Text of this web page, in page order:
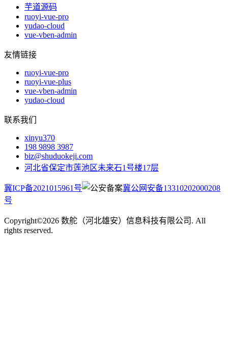
芋道源码
ruoyi-vue-pro
yudao-cloud
vue-vben-admin
友情链接
ruoyi-vue-pro
ruoyi-vue-plus
vue-vben-admin
yudao-cloud
联系我们
xinyu370
198 9898 3987
biz@shuduokeji.com
河北省保定市莲池区未来石1号楼17层
冀ICP备2021015961号
冀公网安备13310202000208
号
Copyright©2026 数舵（河北雄安）信息科技有限公司. All
rights reserved.